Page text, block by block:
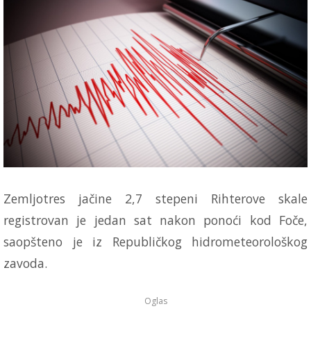
Zemljotres jačine 2,7 stepeni Rihterove skale
registrovan je jedan sat nakon ponoći kod Foče,
saopšteno je iz Republičkog hidrometeorološkog
zavoda.
Oglas